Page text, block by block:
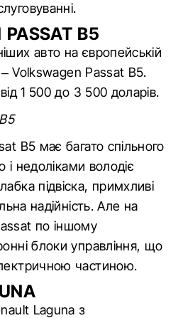
PASSAT B5
авто на європейській
– Volkswagen Passat B5.
1 500 до 3 500 доларів.
B5 має багато спільного
і недоліками володіє
підвіска, примхливі
надійність. Але на
по іншому
блоки управління, що
частиною.
Laguna з